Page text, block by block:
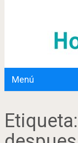
Menú
Etiqueta: